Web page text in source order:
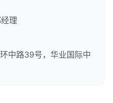
理
中路39号，华业国际中